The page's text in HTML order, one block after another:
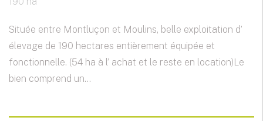
Située entre Montluçon et Moulins, belle exploitation d’
élevage de 190 hectares entièrement équipée et
fonctionnelle. (54 ha à l’ achat et le reste en location)Le
bien comprend un...